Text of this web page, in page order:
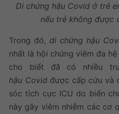
Di chứng hậu Covid ở trẻ
nếu trẻ không được
Trong đó, di chứng hậu
nhất là hội chứng viêm đa
cho biết đã có nhiều
hậu Covidđược cấp cứu và
sóc tích cực ICU do biến
này gây viêm nhiễm các cơ